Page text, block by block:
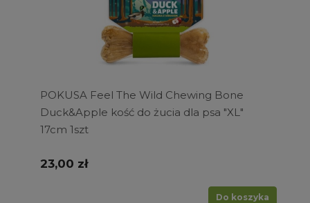
POKUSA Feel The Wild Chewing Bone
Duck&Apple kość do żucia dla psa "XL"
17cm 1szt
23,00 zł
Do koszyka